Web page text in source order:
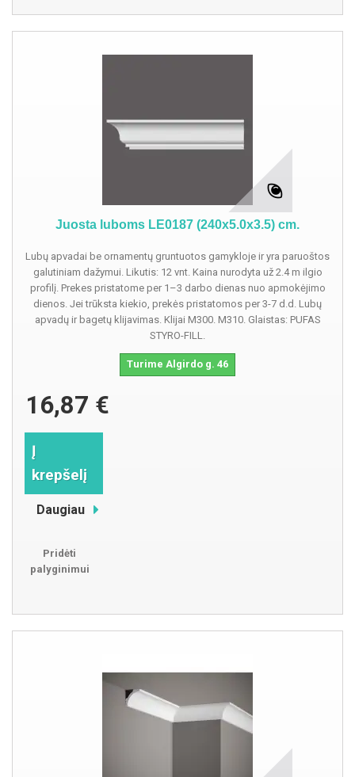
Juosta luboms LE0187 (240x5.0x3.5) cm.
Lubų apvadai be ornamentų gruntuotos gamykloje ir yra paruoštos
galutiniam dažymui. Likutis: 12 vnt. Kaina nurodyta už 2.4 m ilgio
profilį. Prekes pristatome per 1–3 darbo dienas nuo apmokėjimo
dienos. Jei trūksta kiekio, prekės pristatomos per 3-7 d.d. Lubų
apvadų ir bagetų klijavimas. Klijai M300. M310. Glaistas: PUFAS
STYRO-FILL.
Turime Algirdo g. 46
16,87 €
Į
krepšelį
Daugiau
Pridėti
palyginimui